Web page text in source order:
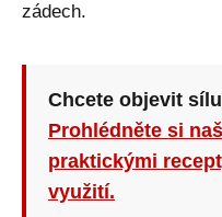
zádech.
Chcete objevit
Prohlédněte si
praktickými
využití.